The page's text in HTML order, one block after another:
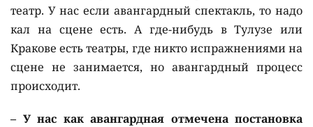
театр. У нас если авангардный спектакль, то надо
кал на сцене есть. А где-нибудь в Тулузе или
Кракове есть театры, где никто испражнениями на
сцене не занимается, но авангардный процесс
происходит.
– У нас как авангардная отмечена постановка